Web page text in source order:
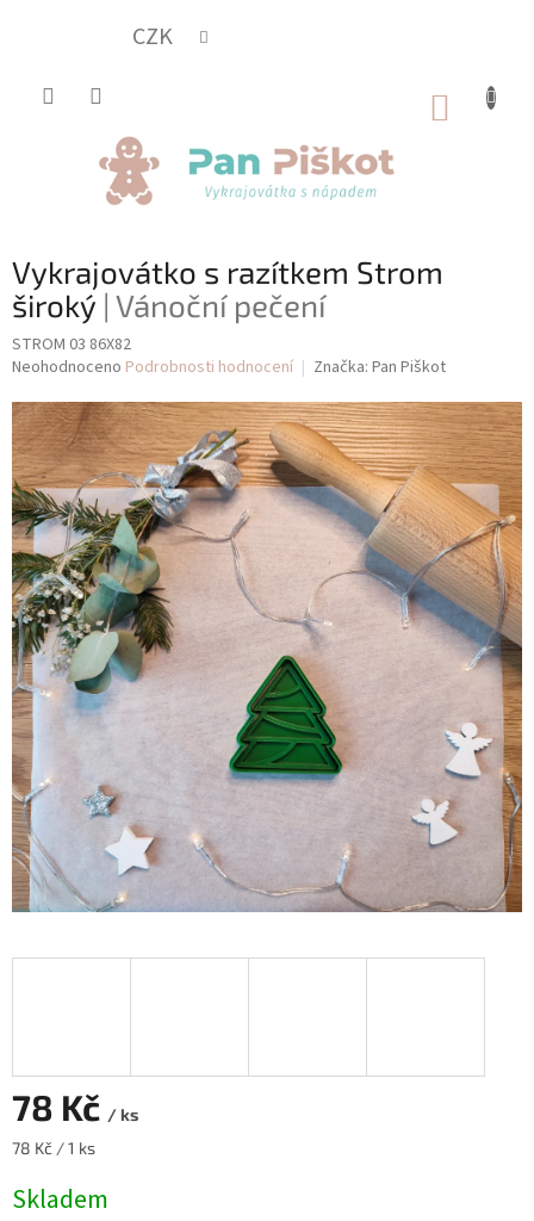
CZK
Vykrajovátko s razítkem Strom
široký | Vánoční pečení
STROM 03 86X82
Průměrné
produktu
je
0,0
z
5
hvězdiček.
Neohodnoceno Podrobnosti hodnocení Značka: Pan Piškot
78 Kč / ks
Měrná
78 Kč / 1 ks
Skladem